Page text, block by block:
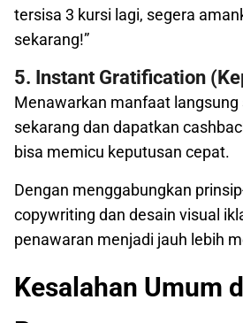
tersisa 3 kursi lagi, segera
sekarang!”
5. Instant Gratification
Menawarkan manfaat langsung
sekarang dan dapatkan
bisa memicu keputusan cepat.
Dengan menggabungkan
copywriting dan desain visual
penawaran menjadi jauh lebih
Kesalahan Umum